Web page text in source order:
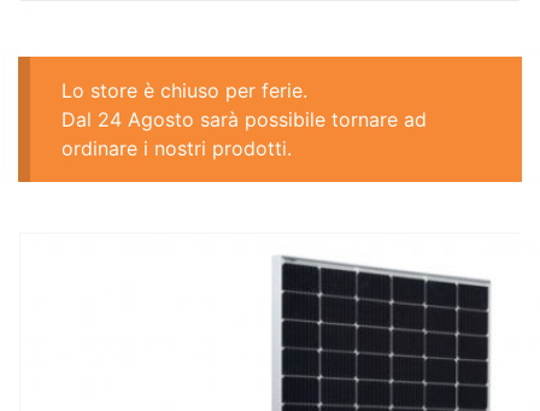
Lo store è chiuso per ferie.
Dal 24 Agosto sarà possibile tornare ad
ordinare i nostri prodotti.